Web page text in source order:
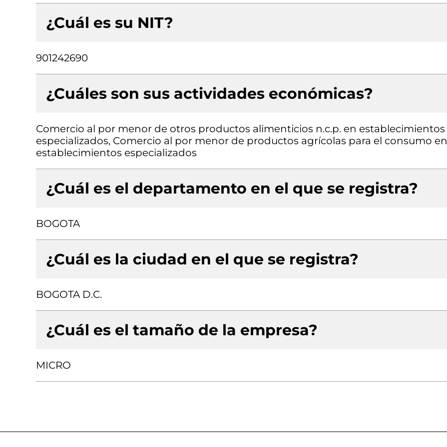
¿Cuál es su NIT?
901242690
¿Cuáles son sus actividades económicas?
Comercio al por menor de otros productos alimenticios n.c.p. en establecimientos
especializados, Comercio al por menor de productos agrícolas para el consumo en
establecimientos especializados
¿Cuál es el departamento en el que se registra?
BOGOTA
¿Cuál es la ciudad en el que se registra?
BOGOTA D.C.
¿Cuál es el tamaño de la empresa?
MICRO